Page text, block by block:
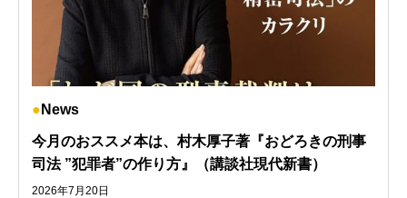
News
今月のおススメ本は、村木厚子著『おどろきの刑事
司法 ”犯罪者”の作り方』（講談社現代新書）
2026年7月20日